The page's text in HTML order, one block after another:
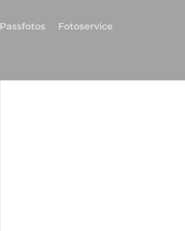
Passfotos Fotoservice